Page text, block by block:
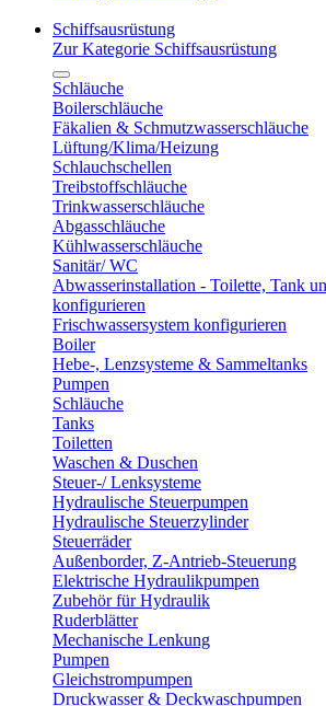
Schiffsausrüstung
Zur Kategorie Schiffsausrüstung
Schläuche
Boilerschläuche
Fäkalien & Schmutzwasserschläuche
Lüftung/Klima/Heizung
Schlauchschellen
Treibstoffschläuche
Trinkwasserschläuche
Abgasschläuche
Kühlwasserschläuche
Sanitär/ WC
Abwasserinstallation - Toilette, Tank
konfigurieren
Frischwassersystem konfigurieren
Boiler
Hebe-, Lenzsysteme & Sammeltanks
Pumpen
Schläuche
Tanks
Toiletten
Waschen & Duschen
Steuer-/ Lenksysteme
Hydraulische Steuerpumpen
Hydraulische Steuerzylinder
Steuerräder
Außenborder, Z-Antrieb-Steuerung
Elektrische Hydraulikpumpen
Zubehör für Hydraulik
Ruderblätter
Mechanische Lenkung
Pumpen
Gleichstrompumpen
Druckwasser & Deckwaschpumpen